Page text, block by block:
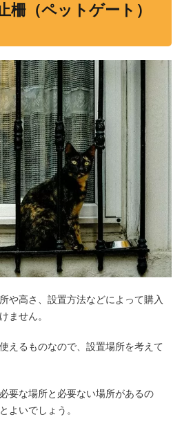
柵（ペットゲート）
や高さ、設置方法などによって購入
ません。
えるものなので、設置場所を考えて
要な場所と必要ない場所があるの
よいでしょう。